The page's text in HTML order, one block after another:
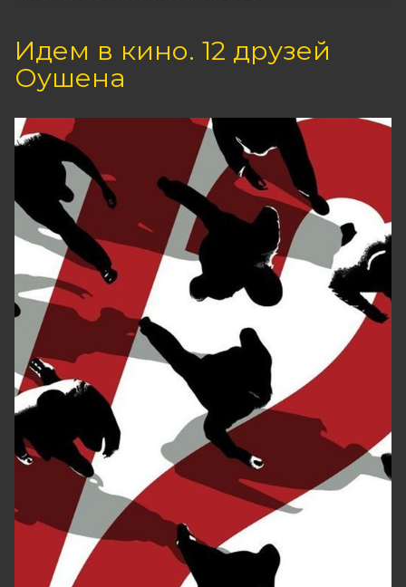
друга Акселя временно приютить
девушку, и тот становится
единственным человеком, способным
вернуть ей веру в себя. Постепенно
между ними возникает особая связь,
способная изменить их жизни раз и
навсегда.
Идем в кино. 12 друзей
Оушена